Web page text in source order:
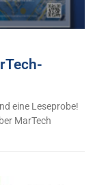
eine Leseprobe!
MarTech